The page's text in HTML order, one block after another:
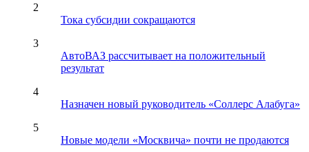
2
Тока субсидии сокращаются
3
АвтоВАЗ рассчитывает на положительный
результат
4
Назначен новый руководитель «Соллерс Алабуга»
5
Новые модели «Москвича» почти не продаются